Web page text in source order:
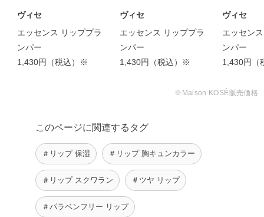
ヴィセ
エッセンス リッププラ
ンパー
1,430円（税込）※
ヴィセ
エッセンス リッププラ
ンパー
1,430円（税込）※
ヴィセ
エッセン
ンパー
1,430円（
※Maison KOSÉ販売価格
このページに関連するタグ
＃リップ 保湿 ＃リップ 胸キュンカラー
＃リップ スクワラン ＃ツヤ リップ
＃パラベンフリー リップ